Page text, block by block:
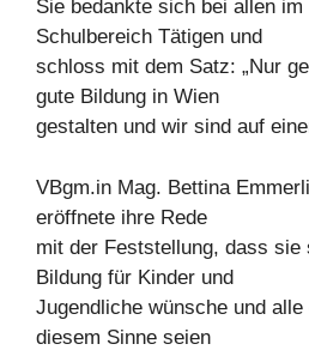
Sie bedankte sich bei allen im
Schulbereich Tätigen und
schloss mit dem Satz: „Nur
gute Bildung in Wien
gestalten und wir sind auf
VBgm.in Mag. Bettina
eröffnete ihre Rede
mit der Feststellung, dass sie
Bildung für Kinder und
Jugendliche wünsche und
diesem Sinne seien